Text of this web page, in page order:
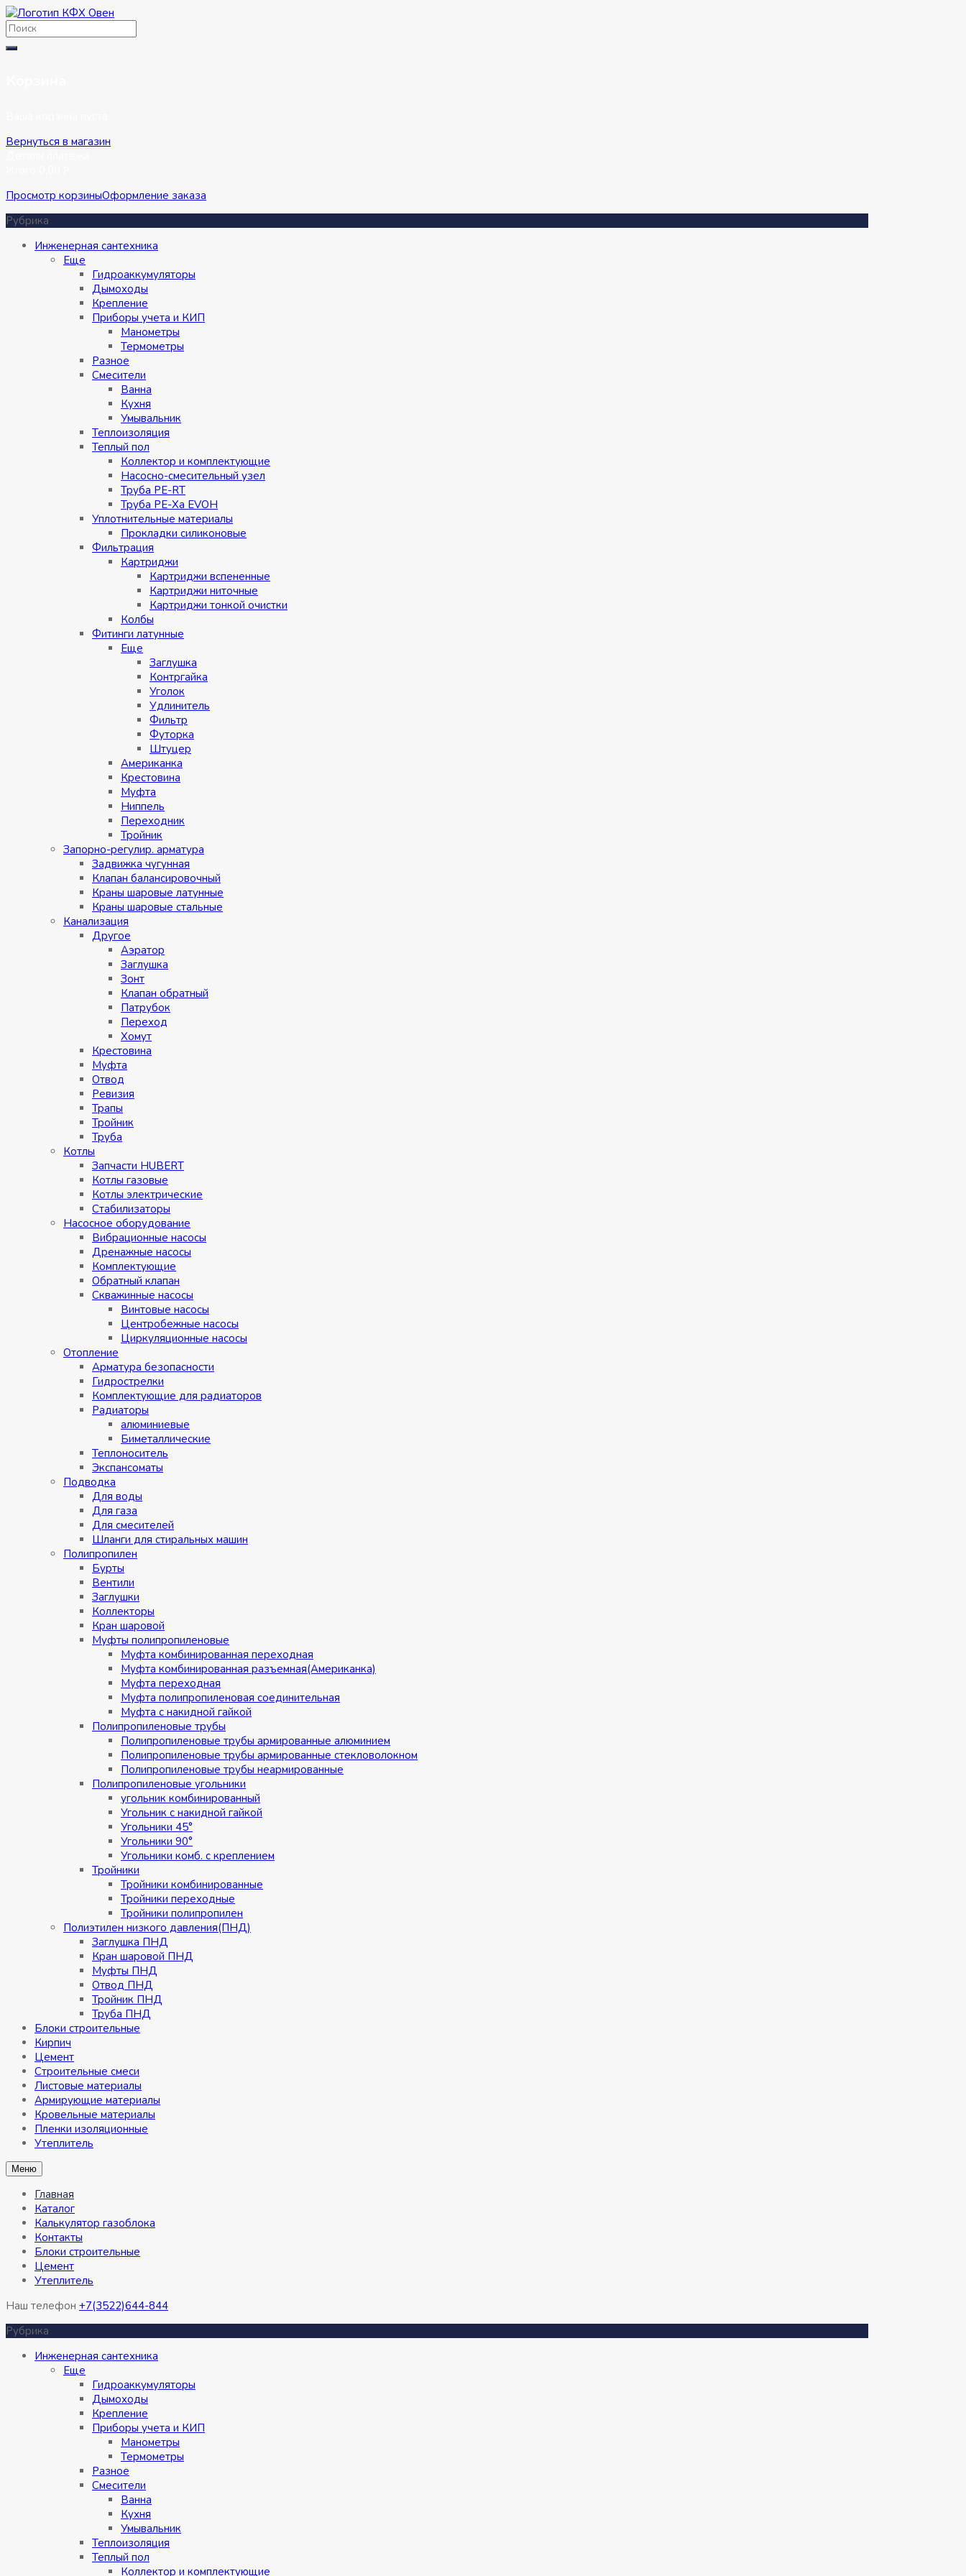
Перейти
к
содержимому
Вернуться в магазин
Просмотр корзиныОформление заказа
Рубрика
Инженерная сантехника
Eще
Гидроаккумуляторы
Дымоходы
Крепление
Приборы учета и КИП
Манометры
Термометры
Разное
Смесители
Ванна
Кухня
Умывальник
Теплоизоляция
Теплый пол
Коллектор и комплектующие
Насосно-смесительный узел
Труба PE-RT
Труба PE-Xa EVOH
Уплотнительные материалы
Прокладки силиконовые
Фильтрация
Картриджи
Картриджи вспененные
Картриджи ниточные
Картриджи тонкой очистки
Колбы
Фитинги латунные
Eщe
Заглушка
Контргайка
Уголок
Удлинитель
Фильтр
Футорка
Штуцер
Американка
Крестовина
Муфта
Ниппель
Переходник
Тройник
Запорно-регулир. арматура
Задвижка чугунная
Клапан балансировочный
Краны шаровые латунные
Краны шаровые стальные
Канализация
Другое
Аэратор
Заглушкa
Зонт
Клапан обратный
Патрубок
Переход
Хомут
Крестовина
Муфтa
Отвод
Ревизия
Трапы
Тройник
Труба
Котлы
Запчасти HUBERT
Котлы газовые
Котлы электрические
Стабилизаторы
Насосное оборудование
Вибрационные насосы
Дренажные насосы
Комплектующие
Обратный клапан
Скважинные насосы
Винтовые насосы
Центробежные насосы
Циркуляционные насосы
Отопление
Арматура безопасности
Гидрострелки
Комплектующие для радиаторов
Радиаторы
алюминиевые
Биметаллические
Теплоноситель
Экспансоматы
Подводка
Для воды
Для газа
Для смесителей
Шланги для стиральных машин
Полипропилен
Бурты
Вентили
Заглушки
Коллекторы
Кран шаровой
Муфты полипропиленовые
Муфта комбинированная переходная
Муфта комбинированная разъемная(Американка)
Муфта переходная
Муфта полипропиленовая соединительная
Муфта с накидной гайкой
Полипропиленовые трубы
Полипропиленовые трубы армированные алюминием
Полипропиленовые трубы армированные стекловолокном
Полипропиленовые трубы неармированные
Полипропиленовые угольники
угольник комбинированный
Угольник с накидной гайкой
Угольники 45°
Угольники 90°
Угольники комб. с креплением
Тройники
Тройники комбинированные
Тройники переходные
Тройники полипропилен
Полиэтилен низкого давления(ПНД)
Заглушка ПНД
Кран шаровой ПНД
Муфты ПНД
Отвод ПНД
Тройник ПНД
Труба ПНД
Блоки строительные
Кирпич
Цемент
Строительные смеси
Листовые материалы
Армирующие материалы
Кровельные материалы
Пленки изоляционные
Утеплитель
Меню
Главная
Каталог
Калькулятор газоблока
Контакты
Блоки строительные
Цемент
Утеплитель
Наш телефон +7(3522)644-844
Рубрика
Инженерная сантехника
Eще
Гидроаккумуляторы
Дымоходы
Крепление
Приборы учета и КИП
Манометры
Термометры
Разное
Смесители
Ванна
Кухня
Умывальник
Теплоизоляция
Теплый пол
Коллектор и комплектующие